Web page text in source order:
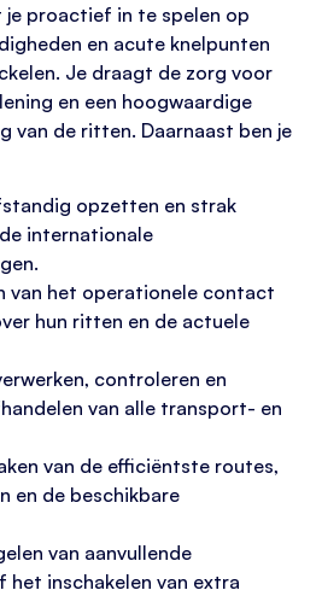
proactief in te spelen op
en acute knelpunten
Je draagt de zorg voor
en een hoogwaardige
van de ritten. Daarnaast ben je
opzetten en strak
internationale
van het operationele contact
hun ritten en de actuele
controleren en
van alle transport- en
van de efficiëntste routes,
en de beschikbare
van aanvullende
het inschakelen van extra